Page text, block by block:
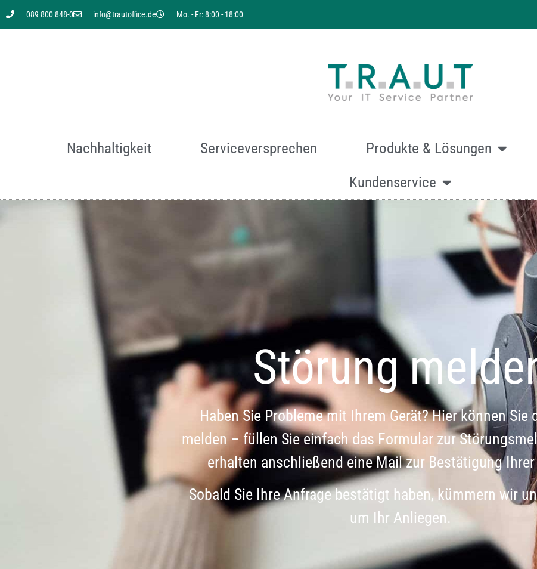
089 800 848-0 info@trautoffice.de Mo. - Fr: 8:00 - 18:00
Nachhaltigkeit Serviceversprechen Produkte & Lösungen
Kundenservice
Störung
Haben Sie Probleme mit Ihrem Gerät? Hier können Sie
melden – füllen Sie einfach das Formular zur
erhalten anschließend eine Mail zur Bestätigung
Sobald Sie Ihre Anfrage bestätigt haben, kümmern wir
um Ihr Anliegen.
Sie suchen nach einer effizienten & hochwertigen
Für mehr Informationen zur Canon imageRunner ADVANCE DX C3926i
Oder kontaktieren Sie uns über dieses Formular: Kontakt.